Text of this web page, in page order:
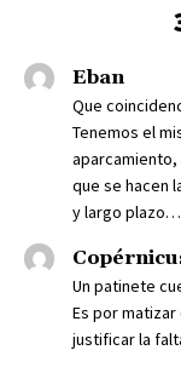
Eban
Que
Tenemos el
aparcamiento,
que se hacen
y largo plazo…
Un patinete
Es por matizar
justificar la